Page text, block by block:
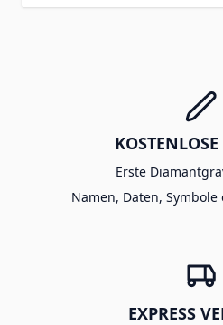
Erste
Namen, Daten,
EXPRESS